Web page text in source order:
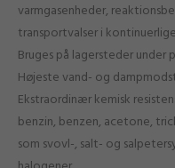
varmgasenheder,
transportvalser i
Bruges på lagersteder
Højeste vand- og
Ekstraordinær kemisk
benzin, benzen, acetone,
som svovl-, salt- og